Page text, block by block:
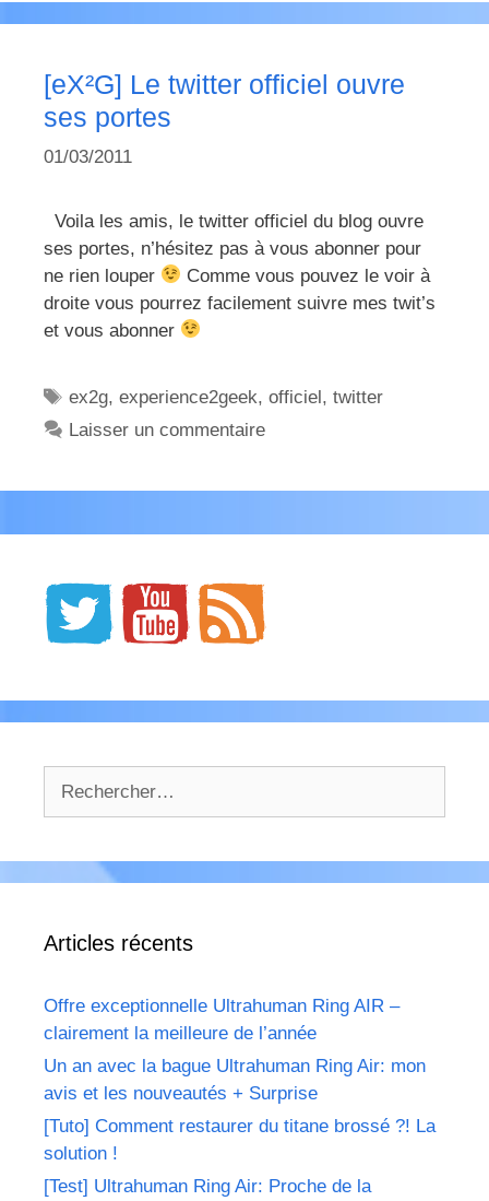
[eX²G] Le twitter officiel ouvre
ses portes
01/03/2011
Voila les amis, le twitter officiel du blog ouvre
ses portes, n’hésitez pas à vous abonner pour
ne rien louper
Comme vous pouvez le voir à
droite vous pourrez facilement suivre mes twit’s
et vous abonner
Étiquettes
ex2g,experience2geek,officiel,twitter
Laisser un commentaire
Articles récents
Offre exceptionnelle Ultrahuman Ring AIR –
clairement la meilleure de l’année
Un an avec la bague Ultrahuman Ring Air: mon
avis et les nouveautés + Surprise
[Tuto] Comment restaurer du titane brossé ?! La
solution !
[Test] Ultrahuman Ring Air: Proche de la